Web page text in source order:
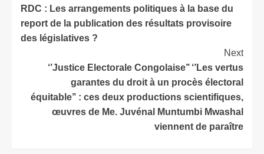
RDC : Les arrangements politiques à la base du
report de la publication des résultats provisoire
des législatives ?
Next
‘’Justice Electorale Congolaise’’ ‘’Les vertus
garantes du droit à un procès électoral
équitable’’ : ces deux productions scientifiques,
œuvres de Me. Juvénal Muntumbi Mwashal
viennent de paraître